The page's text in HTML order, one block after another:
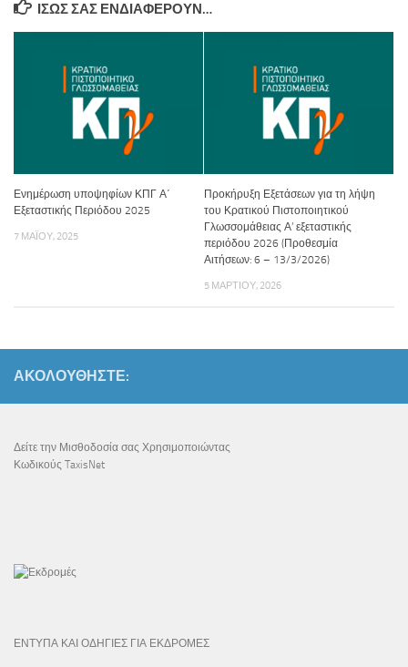
ΊΣΩΣ ΣΑΣ ΕΝΔΙΑΦΈΡΟΥΝ…
Ενημέρωση υποψηφίων ΚΠΓ Α΄
Εξεταστικής Περιόδου 2025
7 ΜΑΪ́ΟΥ, 2025
Προκήρυξη Εξετάσεων για τη λήψη
του Κρατικού Πιστοποιητικού
Γλωσσομάθειας Α’ εξεταστικής
περιόδου 2026 (Προθεσμία
Αιτήσεων: 6 – 13/3/2026)
5 ΜΑΡΤΊΟΥ, 2026
ΑΚΟΛΟΥΘΉΣΤΕ:
Δείτε την Μισθοδοσία σας Χρησιμοποιώντας
Κωδικούς TaxisNet
ΕΝΤΥΠΑ ΚΑΙ ΟΔΗΓΙΕΣ ΓΙΑ ΕΚΔΡΟΜΕΣ